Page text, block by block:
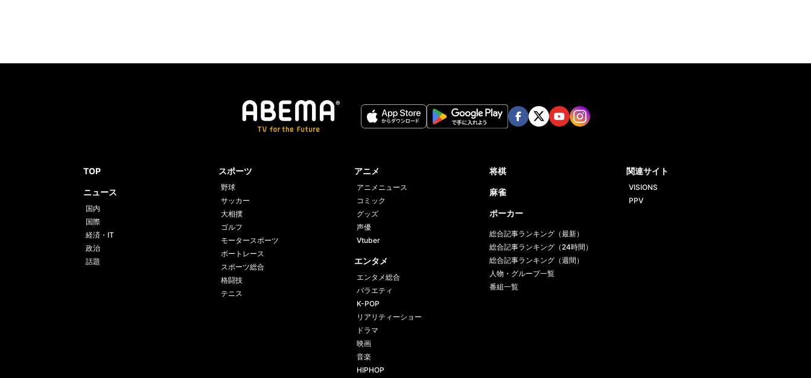
TOP
ニュース
国内
国際
経済・IT
政治
話題
スポーツ
野球
サッカー
大相撲
ゴルフ
モータースポーツ
ボートレース
スポーツ総合
格闘技
テニス
アニメ
アニメニュース
コミック
グッズ
声優
Vtuber
エンタメ
エンタメ総合
バラエティ
K-POP
リアリティーショー
ドラマ
映画
音楽
HIPHOP
将棋
麻雀
ポーカー
総合記事ランキング（最新）
総合記事ランキング（24時間）
総合記事ランキング（週間）
人物・グループ一覧
番組一覧
関連サイト
VISIONS
PPV